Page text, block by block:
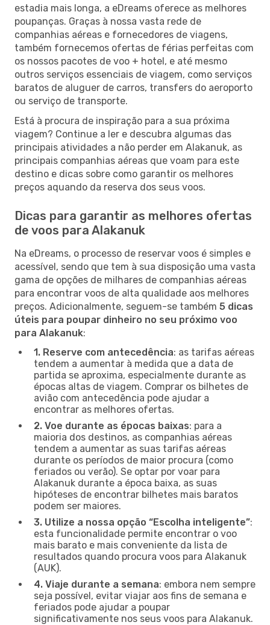
estadia mais longa, a eDreams oferece as melhores
poupanças. Graças à nossa vasta rede de
companhias aéreas e fornecedores de viagens,
também fornecemos ofertas de férias perfeitas com
os nossos pacotes de voo + hotel, e até mesmo
outros serviços essenciais de viagem, como serviços
baratos de aluguer de carros, transfers do aeroporto
ou serviço de transporte.
Está à procura de inspiração para a sua próxima
viagem? Continue a ler e descubra algumas das
principais atividades a não perder em Alakanuk, as
principais companhias aéreas que voam para este
destino e dicas sobre como garantir os melhores
preços aquando da reserva dos seus voos.
Dicas para garantir as melhores ofertas
de voos para Alakanuk
Na eDreams, o processo de reservar voos é simples e
acessível, sendo que tem à sua disposição uma vasta
gama de opções de milhares de companhias aéreas
para encontrar voos de alta qualidade aos melhores
preços. Adicionalmente, seguem-se também 5 dicas
úteis para poupar dinheiro no seu próximo voo
para Alakanuk:
1. Reserve com antecedência: as tarifas aéreas
tendem a aumentar à medida que a data de
partida se aproxima, especialmente durante as
épocas altas de viagem. Comprar os bilhetes de
avião com antecedência pode ajudar a
encontrar as melhores ofertas.
2. Voe durante as épocas baixas: para a
maioria dos destinos, as companhias aéreas
tendem a aumentar as suas tarifas aéreas
durante os períodos de maior procura (como
feriados ou verão). Se optar por voar para
Alakanuk durante a época baixa, as suas
hipóteses de encontrar bilhetes mais baratos
podem ser maiores.
3. Utilize a nossa opção “Escolha inteligente”:
esta funcionalidade permite encontrar o voo
mais barato e mais conveniente da lista de
resultados quando procura voos para Alakanuk
(AUK).
4. Viaje durante a semana: embora nem sempre
seja possível, evitar viajar aos fins de semana e
feriados pode ajudar a poupar
significativamente nos seus voos para Alakanuk.